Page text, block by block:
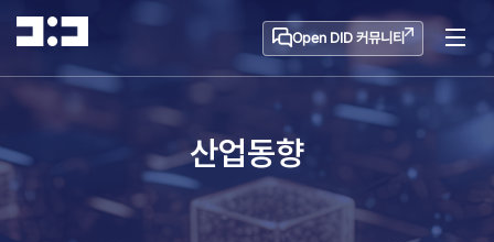
Open DID 커뮤니티
산업동향